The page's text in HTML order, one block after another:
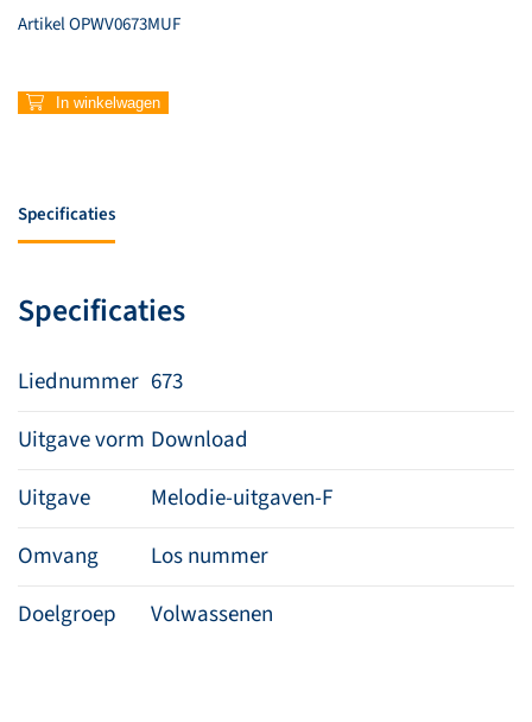
ArtikelOPWV0673MUF
673
hemelse
In winkelwagen
Specificaties
Specificaties
Liednummer 673
Uitgave vorm Download
Uitgave
Melodie-uitgaven-F
Omvang
Los nummer
Doelgroep
Volwassenen